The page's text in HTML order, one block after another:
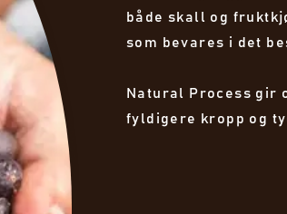
både skall og
som bevares i det
Natural Process gir
fyldigere kropp og